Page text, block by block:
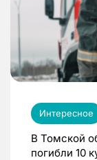
Интересное
В Томской
погибли 10